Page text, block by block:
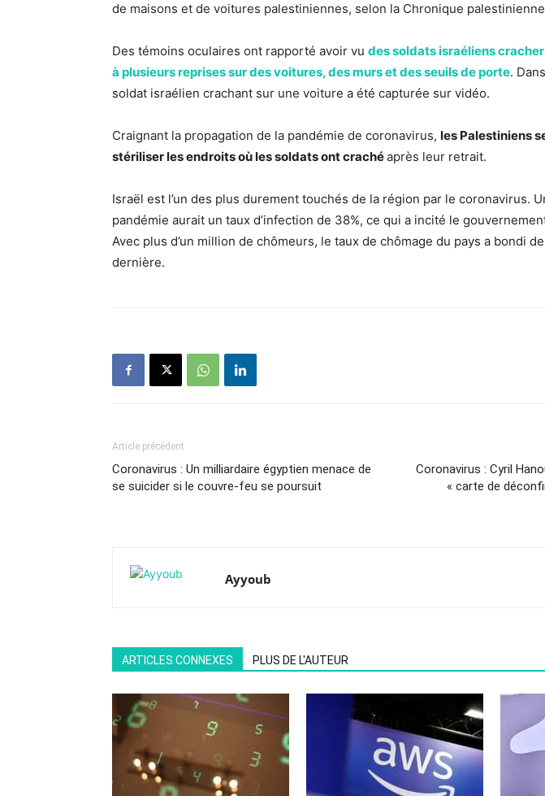
de maisons et de voitures palestiniennes, selon la Chronique
Des témoins oculaires ont rapporté avoir vu des soldats israéliens
à plusieurs reprises sur des voitures, des murs et des seuils de porte.
soldat israélien crachant sur une voiture a été capturée sur vidéo.
Craignant la propagation de la pandémie de coronavirus, les Palestiniens
stériliser les endroits où les soldats ont crachéaprès leur retrait.
Israël est l’un des plus durement touchés de la région par le coronavirus.
pandémie aurait un taux d’infection de 38%, ce qui a incité le
Avec plus d’un million de chômeurs, le taux de chômage du pays a bondi
dernière.
Article précédent
Coronavirus : Un milliardaire égyptien menace de
se suicider si le couvre-feu se poursuit
Coronavirus : Cyril
« carte de
Ayyoub
ARTICLES CONNEXES PLUS DE L'AUTEUR